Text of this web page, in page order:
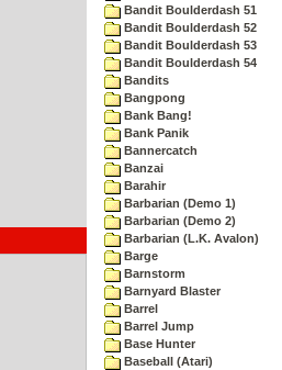
Bandit Boulderdash 51
Bandit Boulderdash 52
Bandit Boulderdash 53
Bandit Boulderdash 54
Bandits
Bangpong
Bank Bang!
Bank Panik
Bannercatch
Banzai
Barahir
Barbarian (Demo 1)
Barbarian (Demo 2)
Barbarian (L.K. Avalon)
Barge
Barnstorm
Barnyard Blaster
Barrel
Barrel Jump
Base Hunter
Baseball (Atari)